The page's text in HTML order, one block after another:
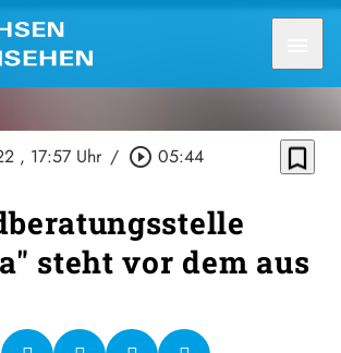
, 17:57 Uhr / play_circle_outline 05:44 bookmark_border
steht vor dem aus